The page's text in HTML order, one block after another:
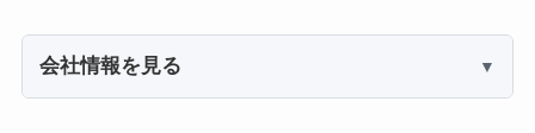
会社情報を見る